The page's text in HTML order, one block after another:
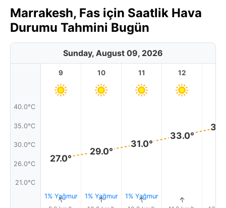
Marrakesh, Fas için Saatlik Hava
Durumu Tahmini Bugün
Sunday, August 09, 2026
40.0°C
35.0°C
30.0°C
26.0°C
21.0°C
9
27.0°
1% Yağmur
↑
10
29.0°
1% Yağmur
↑
11
31.0°
1% Yağmur
↑
12
33.0°
↑